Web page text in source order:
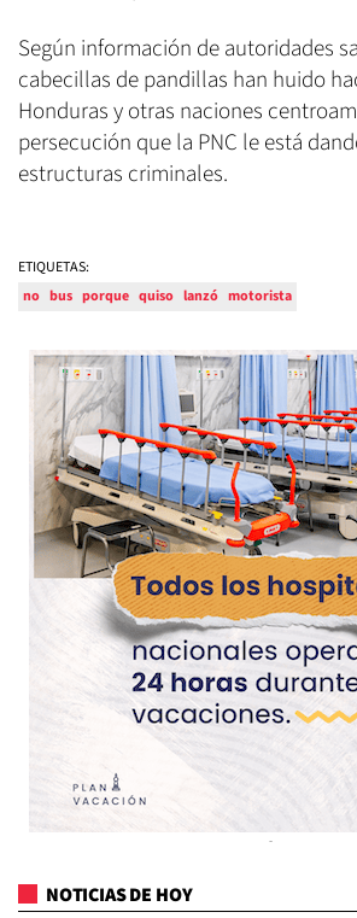
Según información de autoridades
cabecillas de pandillas han huido
Honduras y otras naciones
persecución que la PNC le está
estructuras criminales.
ETIQUETAS:
no bus porque quiso lanzó motorista
NOTICIAS DE HOY